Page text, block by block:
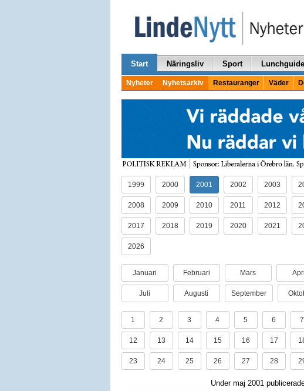
Start Näringsliv Sport
Nyheter Nyhetsarkiv Restauranger Väder
1999 2000 2001 2002 2003
2008 2009 2010 2011 2012
2017 2018 2019 2020 2021
2026
Januari Februari Mars April
Juli Augusti September
1 2 3 4 5 6 7
12 13 14 15 16 17
23 24 25 26 27 28
Under maj 2001